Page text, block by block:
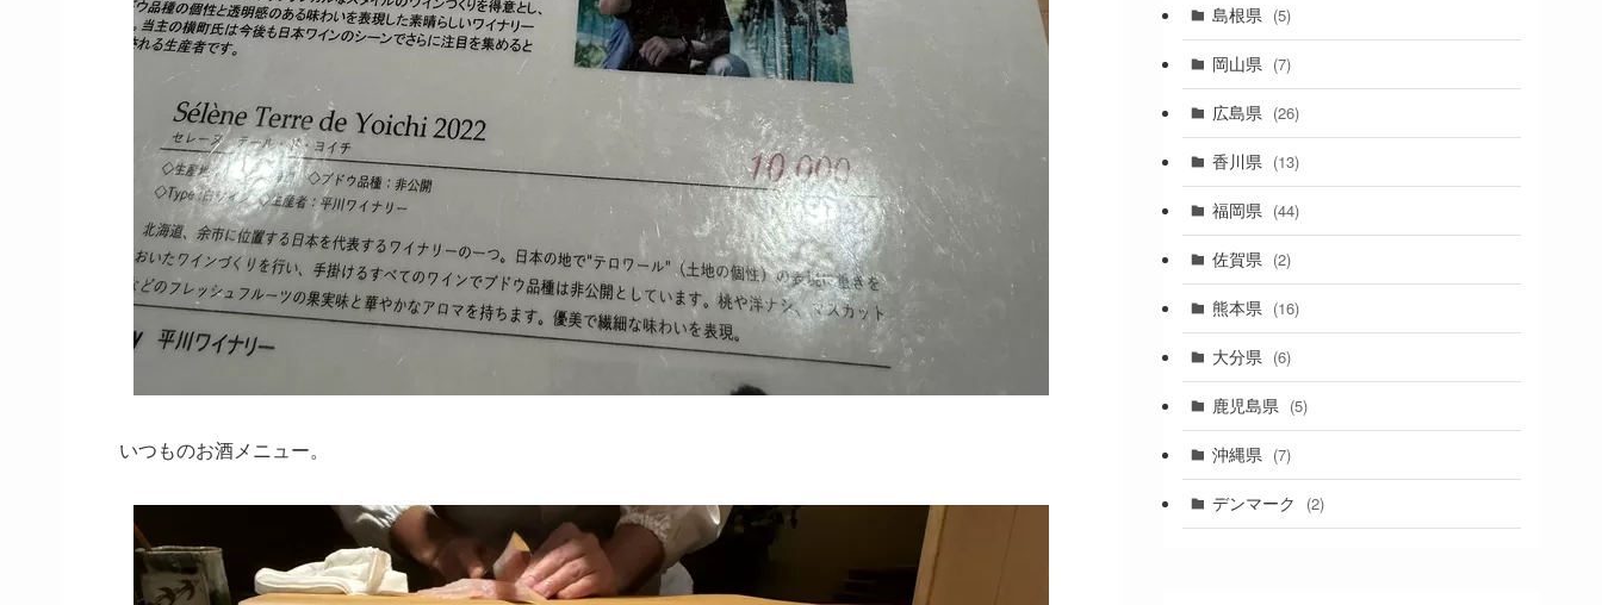
いつものお酒メニュー。
(7)
(3)
(1)
島根県 (5)
岡山県 (7)
広島県 (26)
香川県 (13)
福岡県 (44)
佐賀県 (2)
熊本県 (16)
大分県 (6)
鹿児島県 (5)
沖縄県 (7)
デンマーク (2)